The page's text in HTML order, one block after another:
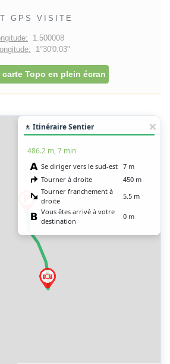
GPS VISITE
1.500008
1°30'0.03"
Topo en plein écran
🚶 Itinéraire Sentier
486.2 m, 7 min
Se diriger vers le sud-est 7 m
Tourner à droite
450 m
Tourner franchement à
droite
5.5 m
Vous êtes arrivé à votre
destination
0 m